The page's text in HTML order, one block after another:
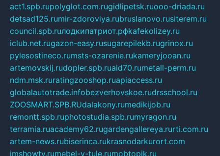
act1.spb.rupolyglot.com.rugidlipetsk.ruooo-driada.ru
detsad125.rumir-zdoroviya.rubruslanovo.rusiterem.ru
council.spb.ruлодкипатриот.рфkafekolizey.ru
iclub.net.rugazon-easy.rusugarepilekb.rugrinox.ru
pylesostineco.rumsts-ozarenie.rukameryjooan.ru
artemovskij.rudopler.spb.ruaid70.rumetall-perm.ru
ndm.msk.ruratingzooshop.ruapiaccess.ru
globalautotrade.infobezverhovskoe.rudrsschool.ru
ZOOSMART.SPB.RUdalakony.rumedikijob.ru
remontt.spb.ruphotostudia.spb.rumyragon.ru
terramia.ruacademy62.rugardengallereya.rurti.com.ru
artem-news.rubiserinca.rukrasnodarkurort.com
imshowtv.rumebel-v-tule.rumobtopik.ru